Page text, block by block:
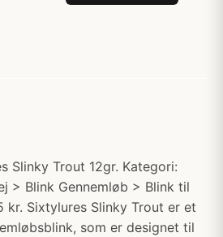
Slinky Trout 12gr. Kategori:
> Blink Gennemløb > Blink til
kr. Sixtylures Slinky Trout er et
som er designet til